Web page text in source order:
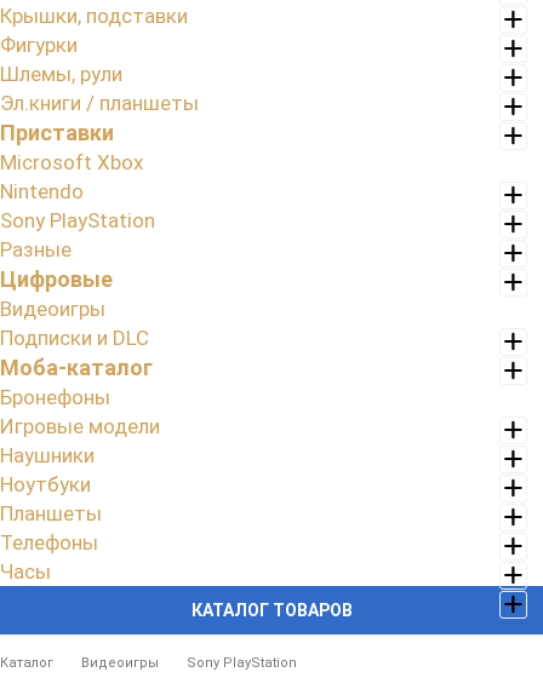
КАТАЛОГ ТОВАРОВ
Крышки, подставки
Фигурки
Шлемы, рули
Эл.книги / планшеты
Приставки
Microsoft Xbox
Nintendo
Sony PlayStation
Разные
Цифровые
Видеоигры
Подписки и DLC
Моба-каталог
Бронефоны
Игровые модели
Наушники
Ноутбуки
Планшеты
Телефоны
Часы
Каталог Видеоигры Sony PlayStation